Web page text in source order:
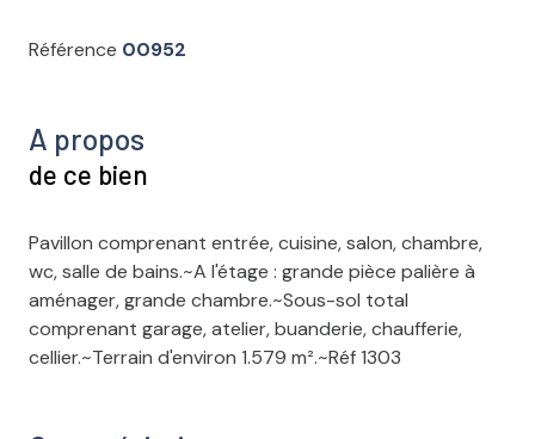
Référence 00952
A propos
de ce bien
Pavillon comprenant entrée, cuisine, salon, chambre,
wc, salle de bains.~A l'étage : grande pièce palière à
aménager, grande chambre.~Sous-sol total
comprenant garage, atelier, buanderie, chaufferie,
cellier.~Terrain d'environ 1.579 m².~Réf 1303